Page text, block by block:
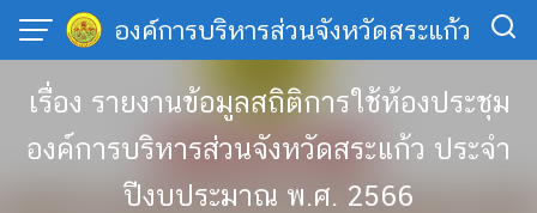
Skip
content
องค์การบริหารส่วนจังหวัดสระแก้ว
เรื่อง รายงานข้อมูลสถิติการใช้ห้องประชุม
องค์การบริหารส่วนจังหวัดสระแก้ว ประจำ
ปีงบประมาณ พ.ศ. 2566